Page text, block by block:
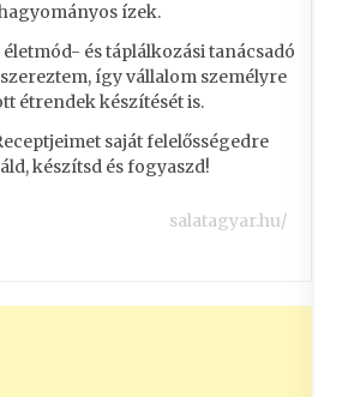
ízek.
életmód- és táplálkozási tanácsadó
így vállalom személyre
étrendek készítését is.
saját felelősségedre
készítsd és fogyaszd!
salatagyar.hu/